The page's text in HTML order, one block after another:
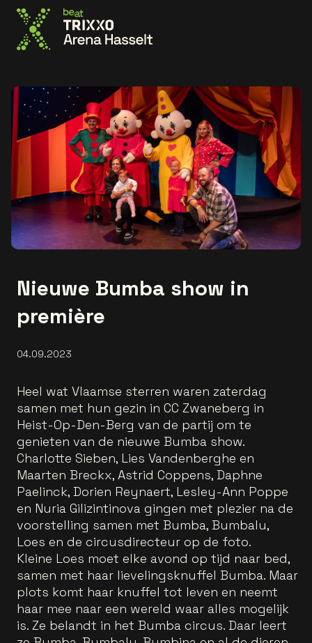
Nieuwe Bumba show in
première
04.09.2023
Heel wat Vlaamse sterren waren zaterdag
samen met hun gezin in CC Zwaneberg in
Heist-Op-Den-Berg van de partij om te
genieten van de nieuwe Bumba show.
Charlotte Sieben, Lies Vandenberghe en
Maarten Breckx, Astrid Coppens, Daphne
Paelinck, Dorien Reynaert, Lesley-Ann Poppe
en Nuria Gilizintinova gingen met plezier na de
voorstelling samen met Bumba, Bumbalu,
Loes en de circusdirecteur op de foto.
Kleine Loes moet elke avond op tijd naar bed,
samen met haar lievelingsknuffel Bumba. Maar
plots komt haar knuffel tot leven en neemt
haar mee naar een wereld waar alles mogelijk
is. Ze belandt in het Bumba circus. Daar leert